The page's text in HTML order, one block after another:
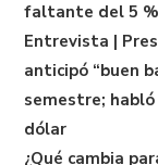
faltante del 5
Entrevista |
anticipó “buen
semestre;
dólar
¿Qué cambia